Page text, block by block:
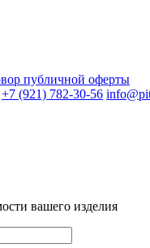
публичной оферты
+7 (921) 782-30-56
вашего изделия